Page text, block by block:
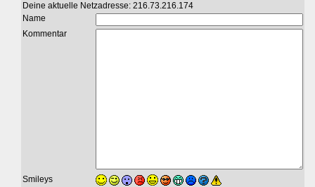
Deine aktuelle Netzadresse: 216.73.216.174
Name
Kommentar
Smileys